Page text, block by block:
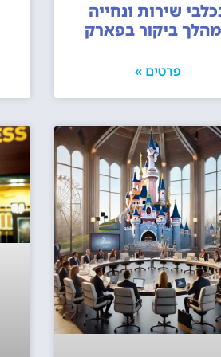
שירות ונחייה
ביקור בפארק
פרטים »